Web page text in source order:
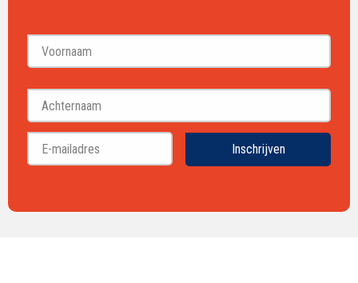
Voornaam
Inschrijven